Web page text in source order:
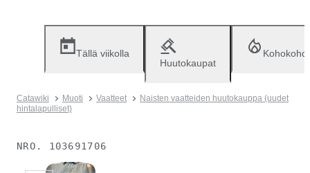
Tällä viikolla
Huutokaupat
Catawiki Muoti Vaatteet
Naisten vaatteiden huutokauppa (uudet
hintalapulliset)
NRO. 103691706